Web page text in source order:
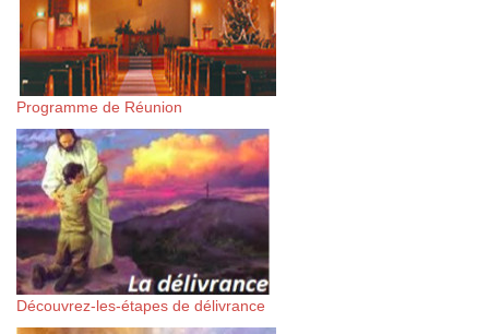
Programme de Réunion
Découvrez-les-étapes de délivrance